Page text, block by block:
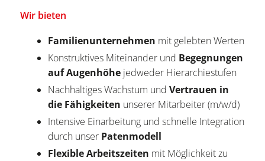
Wir bieten
Familienunternehmen mit gelebten Werten
Konstruktives Miteinander und Begegnungen
auf Augenhöhe jedweder Hierarchiestufen
Nachhaltiges Wachstum und Vertrauen in
die Fähigkeiten unserer Mitarbeiter (m/w/d)
Intensive Einarbeitung und schnelle Integration
durch unser Patenmodell
Flexible Arbeitszeiten mit Möglichkeit zu